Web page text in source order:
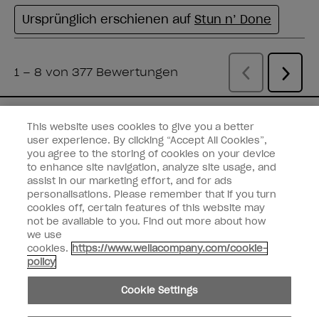
Sie haben eine E-Mail
Erhalten Sie die neuesten Nachrichten,
Rabatte und mehr von denWella-Marken
direkt in Ihre Mailbox.
Geben Sie Ihre E-Mail-Adresse ein *
Kundenart
Verbraucher
Geschäftskunden
This website uses cookies to give you a better
user experience. By clicking “Accept All Cookies”,
you agree to the storing of cookies on your device
to enhance site navigation, analyze site usage, and
assist in our marketing effort, and for ads
personalisations. Please remember that if you turn
cookies off, certain features of this website may
not be available to you. Find out more about how
we use
cookies. https://www.wellacompany.com/cookie-
policy
Cookie Settings